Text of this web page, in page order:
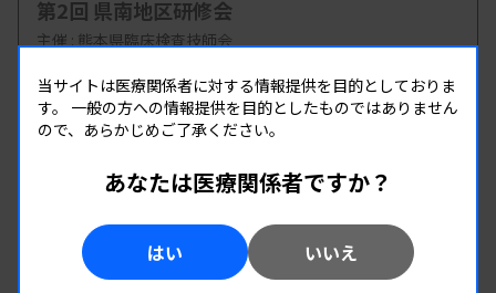
第2回 県南地区研修会
主催 :熊本県臨床検査技師会
管理運営
08.20（木）-2026.08.20（木）
第8回臨床検査技師のための キャリア形成 セミ
愛知県有志グループ
当サイトは医療関係者に対する情報提供を目的としておりま
す。 一般の方への情報提供を目的としたものではありません
ので、あらかじめご了承ください。
あなたは医療関係者ですか？
はい いいえ